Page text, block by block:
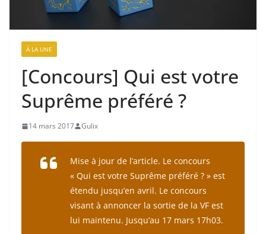
À LA UNE
[Concours] Qui est votre
Suprême préféré ?
14 mars 2017 Gulix
Mise à jour de l’article. Le concours
« Qui est votre Suprême préféré ? » est
étendu jusqu’en avril. Le concours
visant à annoncer la sortie de la VF est
lui maintenu. Jusqu’au 17 mars 17h03.